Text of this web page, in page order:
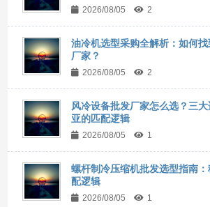
2026/08/05 2
油冷机选型采购全解析：如何
厂家？
2026/08/05 2
风冷设备批发厂家怎么选？三
亚的匹配逻辑
2026/08/05 1
螺杆制冷压缩机批发选型指南
配逻辑
2026/08/05 1